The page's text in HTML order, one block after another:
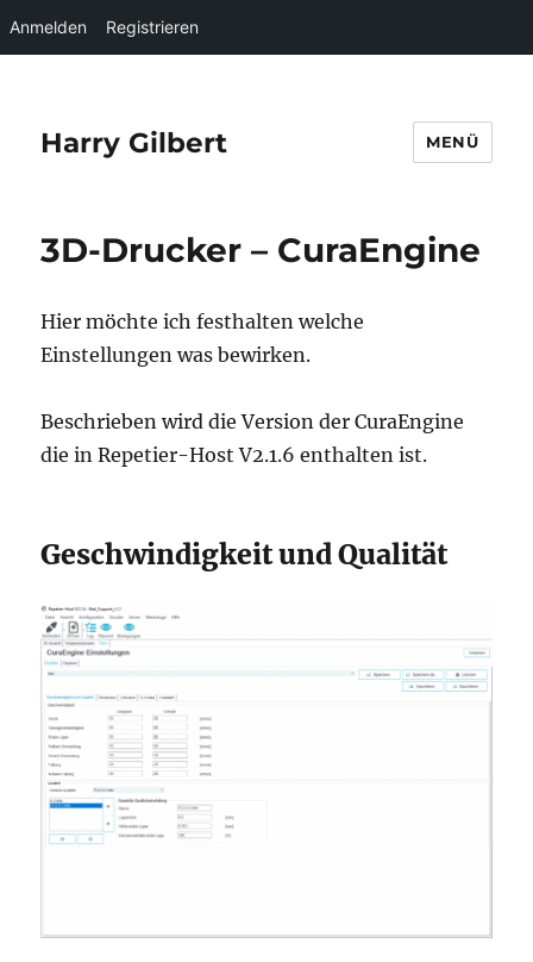
Anmelden Registrieren
Harry Gilbert MENÜ
3D-Drucker – CuraEngine
Hier möchte ich festhalten welche
Einstellungen was bewirken.
Beschrieben wird die Version der CuraEngine
die in Repetier-Host V2.1.6 enthalten ist.
Geschwindigkeit und Qualität